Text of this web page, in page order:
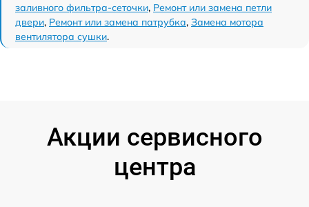
заливного фильтра-сеточки, Ремонт или замена петли
двери, Ремонт или замена патрубка, Замена мотора
вентилятора сушки.
Акции сервисного
центра